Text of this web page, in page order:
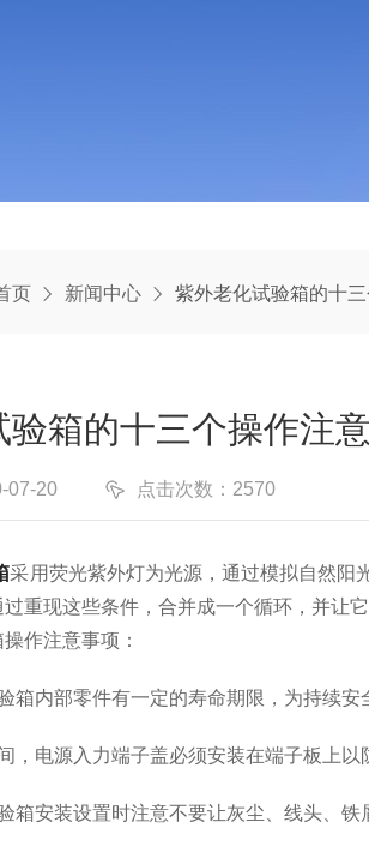
页 新闻中心 紫外老化试验箱的十
验箱的十三个操作注
07-20 点击次数：2570
采用荧光紫外灯为光源，通过模拟自然阳
重现这些条件，合并成一个循环，并让
作注意事项：
内部零件有一定的寿命期限，为持续安
电源入力端子盖必须安装在端子板上以
安装设置时注意不要让灰尘、线头、铁